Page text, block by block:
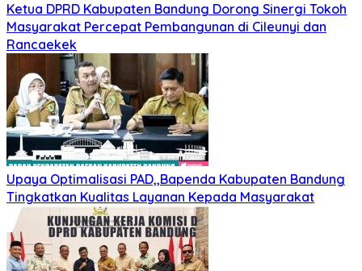
Ketua DPRD Kabupaten Bandung Dorong Sinergi Tokoh
Masyarakat Percepat Pembangunan di Cileunyi dan
Rancaekek
Upaya Optimalisasi PAD,,Bapenda Kabupaten Bandung
Tingkatkan Kualitas Layanan Kepada Masyarakat